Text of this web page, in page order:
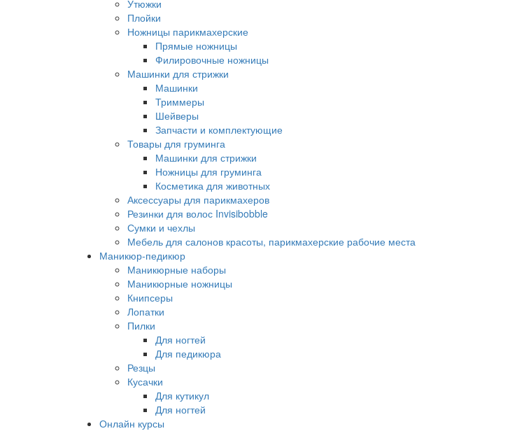
Утюжки
Плойки
Ножницы парикмахерские
Прямые ножницы
Филировочные ножницы
Машинки для стрижки
Машинки
Триммеры
Шейверы
Запчасти и комплектующие
Товары для груминга
Машинки для стрижки
Ножницы для груминга
Косметика для животных
Аксессуары для парикмахеров
Резинки для волос Invisibobble
Сумки и чехлы
Мебель для салонов красоты, парикмахерские рабочие места
Маникюр-педикюр
Маникюрные наборы
Маникюрные ножницы
Книпсеры
Лопатки
Пилки
Для ногтей
Для педикюра
Резцы
Кусачки
Для кутикул
Для ногтей
Онлайн курсы